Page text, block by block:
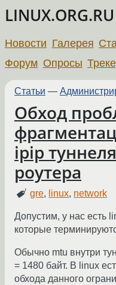
LINUX.ORG.RU
Новости Галерея
Форум Опросы
Статьи —
Обход
ipip
роутера
gre, linux, network
Допустим, у нас есть
которые
Обычно mtu внутри
= 1480 байт. В linux
обхода данного